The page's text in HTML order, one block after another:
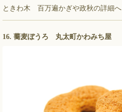
ときわ木 百万遍かぎや政秋の詳細へ
16. 蕎麦ぼうろ 丸太町かわみち屋